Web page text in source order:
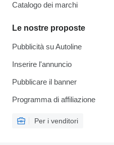
Catalogo dei marchi
Le nostre proposte
Pubblicità su Autoline
Inserire l'annuncio
Pubblicare il banner
Programma di affiliazione
Per i venditori